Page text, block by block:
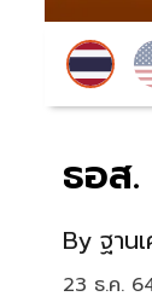
ธอส
By ฐาน
23 ธ.ค.